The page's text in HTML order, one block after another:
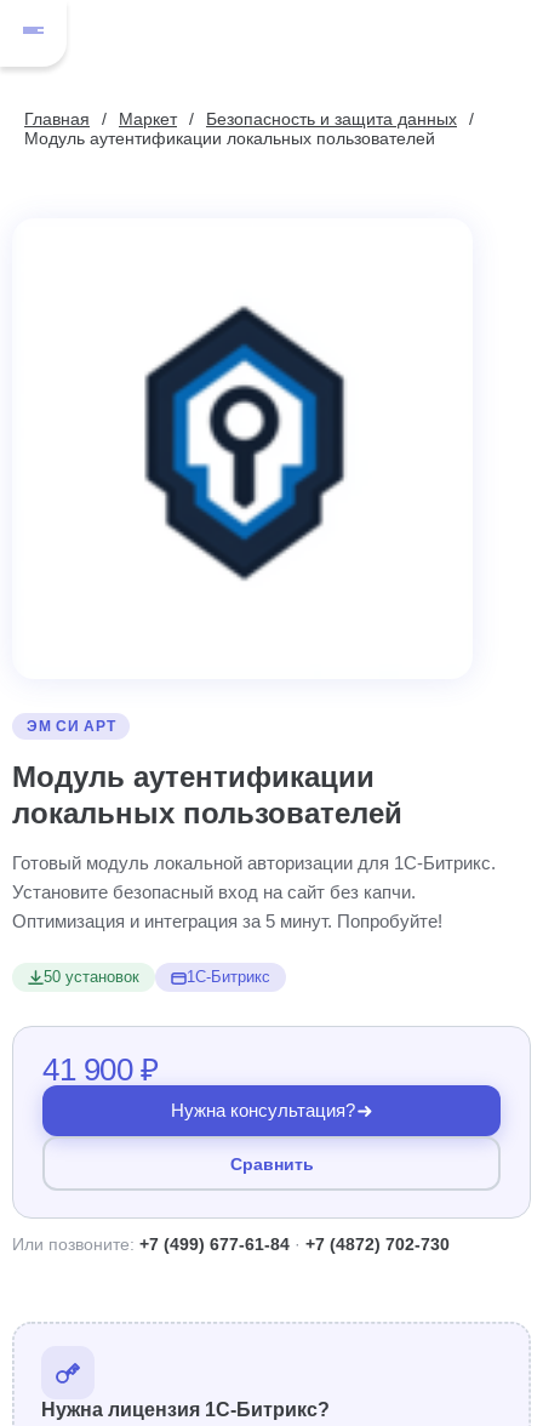
Главная Маркет
Безопасность и защита данных
Модуль аутентификации локальных пользователей
ЭМ СИ АРТ
Модуль аутентификации
локальных пользователей
Готовый модуль локальной авторизации для 1С-Битрикс.
Установите безопасный вход на сайт без капчи.
Оптимизация и интеграция за 5 минут. Попробуйте!
50 установок 1С-Битрикс
41 900 ₽
Нужна консультация?
Сравнить
Или позвоните: +7 (499) 677-61-84 · +7 (4872) 702-730
Нужна лицензия 1С-Битрикс?